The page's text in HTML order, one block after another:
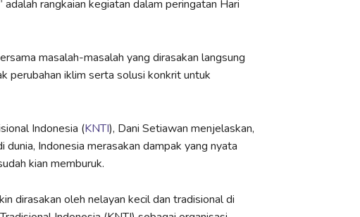
rangkaian kegiatan dalam peringatan Hari
masalah-masalah yang dirasakan langsung
perubahan iklim serta solusi konkrit untuk
Indonesia (KNTI), Dani Setiawan menjelaskan,
Indonesia merasakan dampak yang nyata
kian memburuk.
dirasakan oleh nelayan kecil dan tradisional di